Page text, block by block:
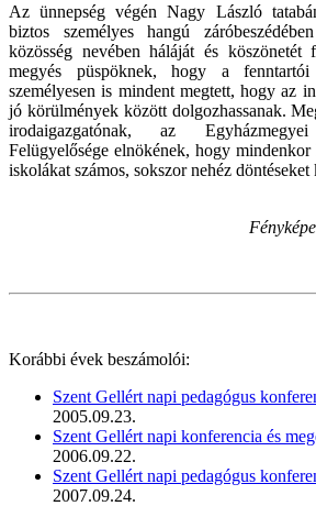
Az ünnepség végén Nagy László
biztos személyes hangú
közösség nevében háláját és
megyés püspöknek, hogy a fenntartói
személyesen is mindent megtett, hogy az
jó körülmények között dolgozhassanak.
irodaigazgatónak, az
Felügyelősége elnökének, hogy mindenkor
iskolákat számos, sokszor nehéz
Korábbi évek beszámolói:
Szent Gellért napi pedagógus
2005.09.23.
Szent Gellért napi konferencia és
2006.09.22.
Szent Gellért napi pedagógus
2007.09.24.